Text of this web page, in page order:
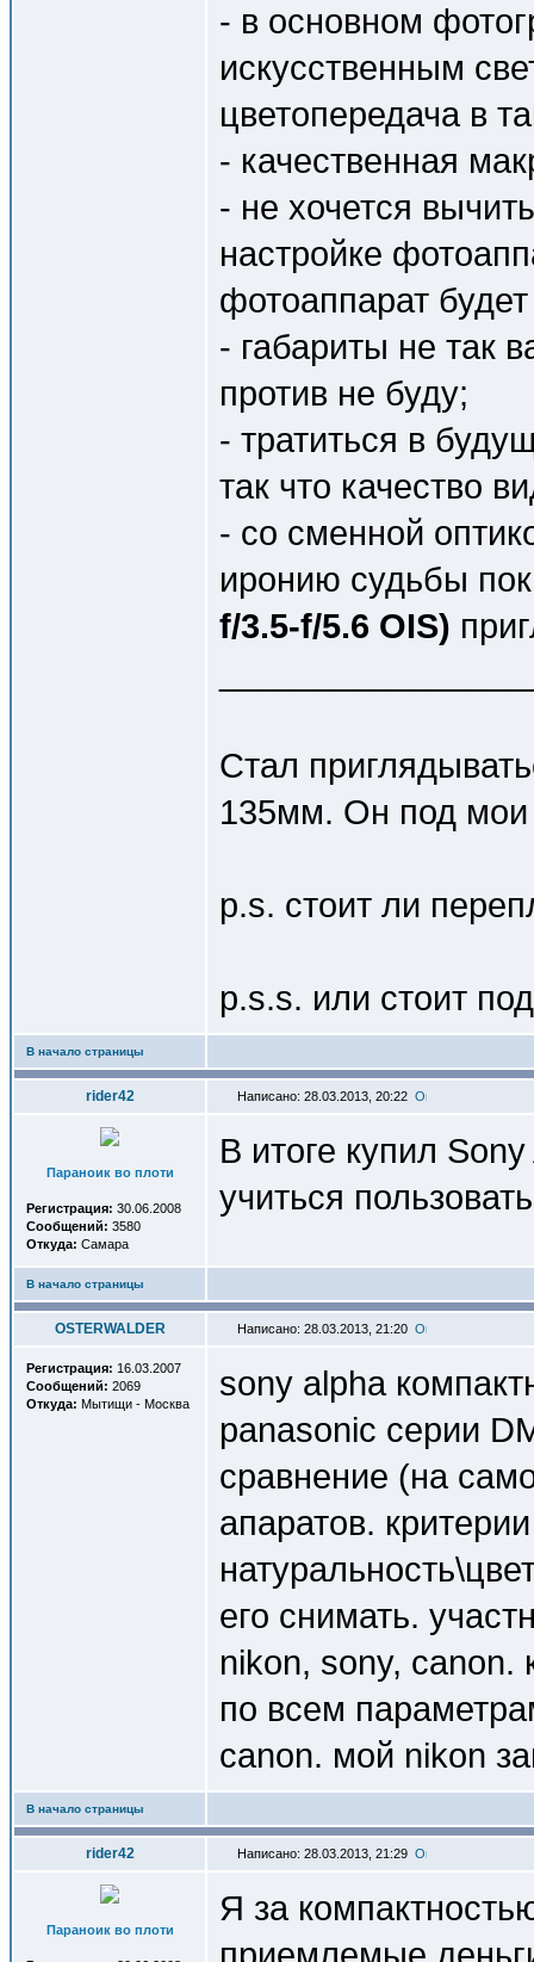
- в основном
искусственным
цветопередача в
- качественная
- не хочется
настройке
фотоаппарат
- габариты не так
против не буду;
- тратиться в
так что качество
- со сменной
иронию судьбы
f/3.5-f/5.6 OIS)
Стал
135мм. Он под мои
p.s. стоит ли
p.s.s. или стоит
В начало страницы
rider42 Написано: 28.03.2013, 20:22
Параноик во плоти
Регистрация: 30.06.2008
Сообщений: 3580
Откуда: Самара
В итоге купил
учиться
В начало страницы
OSTERWALDER Написано: 28.03.2013, 21:20
Регистрация: 16.03.2007
Сообщений: 2069
Откуда: Мытищи - Москва
sony alpha
panasonic серии
сравнение (на
апаратов.
его снимать.
nikon, sony,
по всем
canon. мой nikon
В начало страницы
rider42 Написано: 28.03.2013, 21:29
Параноик во плоти
Я за